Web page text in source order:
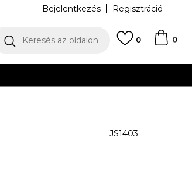
Bejelentkezés Regisztráció
Keresés az oldalon 0
0
JS1403